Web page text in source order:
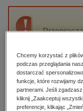
darmowe
edukacja
hobby, sport,
komputery,
High-contrast mode
Polecane
Chcemy korzystać z
podczas przeglądania
dostarczać
funkcje, które rozwijamy
partnerami. Jeśli
kliknij „Zaakceptuj
preferencje, klikając